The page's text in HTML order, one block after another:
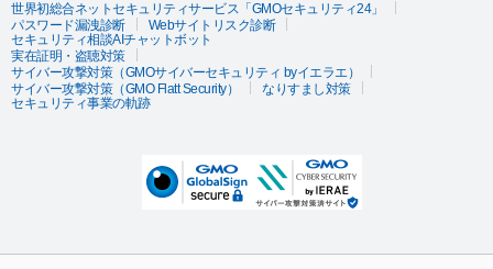
世界初総合ネットセキュリティサービス「GMOセキュリティ24」
パスワード漏洩診断
Webサイトリスク診断
セキュリティ相談AIチャットボット
実在証明・盗聴対策
サイバー攻撃対策（GMOサイバーセキュリティ byイエラエ）
サイバー攻撃対策（GMO Flatt Security）
なりすまし対策
セキュリティ事業の軌跡